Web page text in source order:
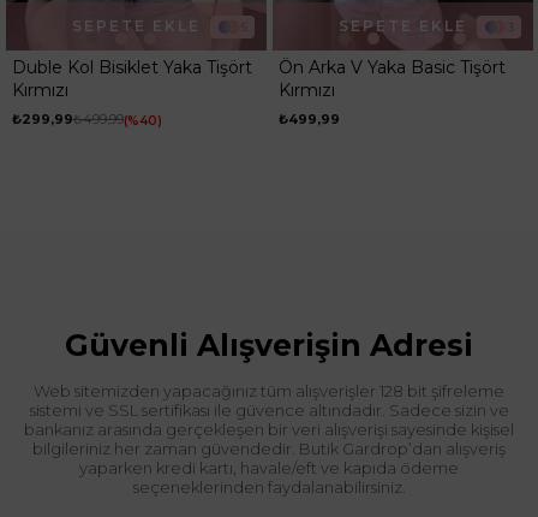
Duble Kol Bisiklet Yaka Tişört
Kırmızı
₺299,99₺499,99 %40
SEPETE EKLE
Ön Arka V Yaka Basic Tişört
Kırmızı
₺499,99
SEPETE EKLE
Güvenli Alışverişin Adresi
Web sitemizden yapacağınız tüm alışverişler 128 bit şifreleme
sistemi ve SSL sertifikası ile güvence altındadır. Sadece sizin ve
bankanız arasında gerçekleşen bir veri alışverişi sayesinde kişisel
bilgileriniz her zaman güvendedir. Butik Gardrop’dan alışveriş
yaparken kredi kartı, havale/eft ve kapıda ödeme
seçeneklerinden faydalanabilirsiniz.